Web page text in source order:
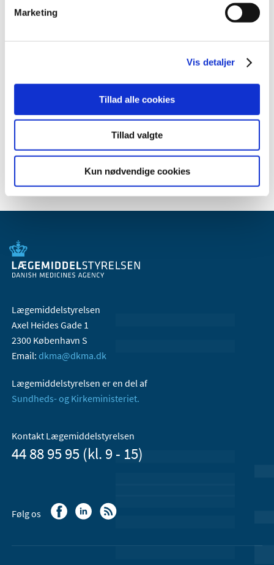
Marketing
Vis detaljer
Tillad alle cookies
Tillad valgte
Kun nødvendige cookies
maj (2)
2009 (14)
2007 (3)
2005 (2)
Lægemiddelstyrelsen
Axel Heides Gade 1
2300 København S
Email: dkma@dkma.dk
Lægemiddelstyrelsen er en del af
Sundheds- og Kirkeministeriet.
Kontakt Lægemiddelstyrelsen
44 88 95 95 (kl. 9 - 15)
Følg os